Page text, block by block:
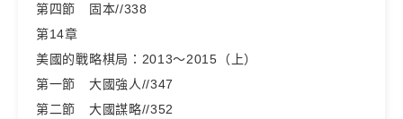
第四節 固本//338
第14章
美國的戰略棋局：2013～2015（上）
第一節 大國強人//347
第二節 大國謀略//352